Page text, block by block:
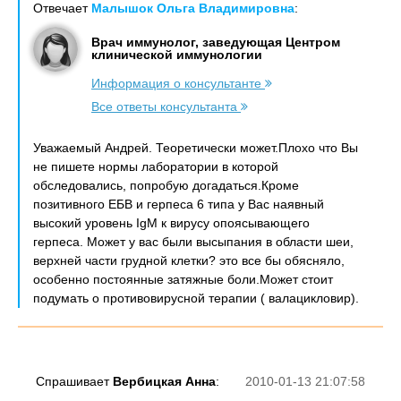
Отвечает Малышок Ольга Владимировна:
Врач иммунолог, заведующая Центром
клинической иммунологии
Информация о консультанте
Все ответы консультанта
Уважаемый Андрей. Теоретически может.Плохо что Вы
не пишете нормы лаборатории в которой
обследовались, попробую догадаться.Кроме
позитивного ЕБВ и герпеса 6 типа у Вас наявный
высокий уровень IgM к вирусу опоясывающего
герпеса. Может у вас были высыпания в области шеи,
верхней части грудной клетки? это все бы обясняло,
особенно постоянные затяжные боли.Может стоит
подумать о противовирусной терапии ( валацикловир).
2010-01-13 21:07:58
Спрашивает Вербицкая Анна: